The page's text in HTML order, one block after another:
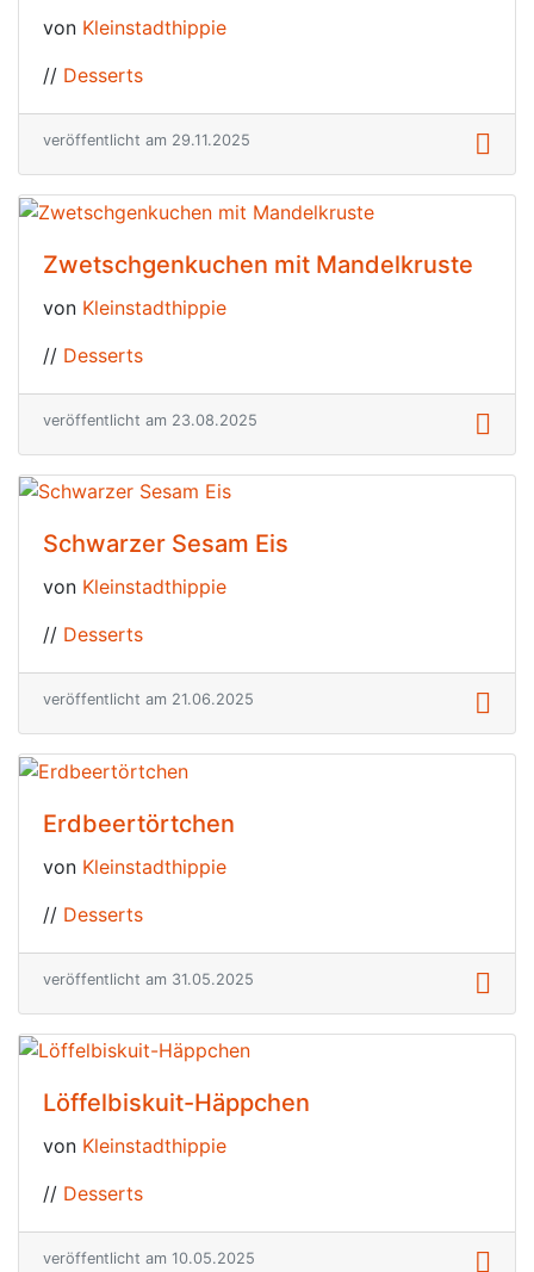
von Kleinstadthippie
// Desserts
veröffentlicht am 29.11.2025
Zwetschgenkuchen mit Mandelkruste
von Kleinstadthippie
// Desserts
veröffentlicht am 23.08.2025
Schwarzer Sesam Eis
von Kleinstadthippie
// Desserts
veröffentlicht am 21.06.2025
Erdbeertörtchen
von Kleinstadthippie
// Desserts
veröffentlicht am 31.05.2025
Löffelbiskuit-Häppchen
von Kleinstadthippie
// Desserts
veröffentlicht am 10.05.2025